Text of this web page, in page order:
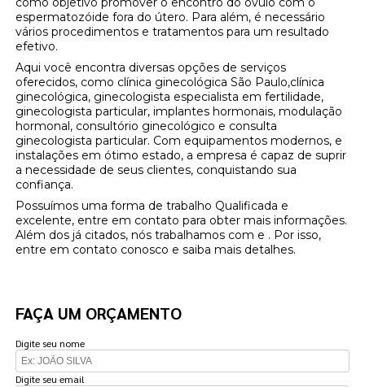
espermatozóide fora do útero. Para além, é necessário
vários procedimentos e tratamentos para um resultado
efetivo.
Aqui você encontra diversas opções de serviços
oferecidos, como clínica ginecológica São Paulo,clínica
ginecológica, ginecologista especialista em fertilidade,
ginecologista particular, implantes hormonais, modulação
hormonal, consultório ginecológico e consulta
ginecologista particular. Com equipamentos modernos, e
instalações em ótimo estado, a empresa é capaz de suprir
a necessidade de seus clientes, conquistando sua
confiança.
Possuímos uma forma de trabalho Qualificada e
excelente, entre em contato para obter mais informações.
Além dos já citados, nós trabalhamos com e . Por isso,
entre em contato conosco e saiba mais detalhes.
FAÇA UM ORÇAMENTO
Digite seu nome
Digite seu email